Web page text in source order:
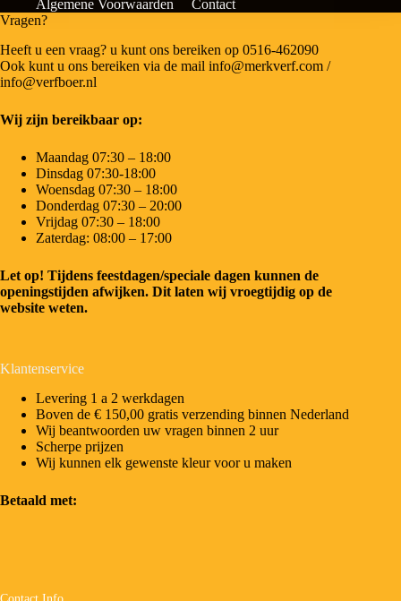
Algemene Voorwaarden
Contact
Vragen?
Heeft u een vraag? u kunt ons bereiken op 0516-462090
Ook kunt u ons bereiken via de mail info@merkverf.com /
info@verfboer.nl
Wij zijn bereikbaar op:
Maandag 07:30 – 18:00
Dinsdag 07:30-18:00
Woensdag 07:30 – 18:00
Donderdag 07:30 – 20:00
Vrijdag 07:30 – 18:00
Zaterdag: 08:00 – 17:00
Let op! Tijdens feestdagen/speciale dagen kunnen de
openingstijden afwijken. Dit laten wij vroegtijdig op de
website weten.
Klantenservice
Levering 1 a 2 werkdagen
Boven de € 150,00 gratis verzending binnen Nederland
Wij beantwoorden uw vragen binnen 2 uur
Scherpe prijzen
Wij kunnen elk gewenste kleur voor u maken
Betaald met:
Contact Info